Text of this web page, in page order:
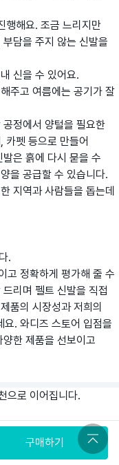
행해요. 조금 느리지만
담을 주지 않는 신발을
신을 수 있어요.
주고 여름에는 공기가 잘
정에서 양털을 필요한
카펫 등으로 만들어
은 흙에 다시 묻을 수
을 공급할 수 있습니다.
지역과 사람들을 돕는데
.
고 정확하게 평가해 줄 수
리며 펠트 신발을 직접
품의 시장성과 저희의
. 와디즈 스토어 입점을
한 제품을 선보이고
으로 이어집니다.
구매하기